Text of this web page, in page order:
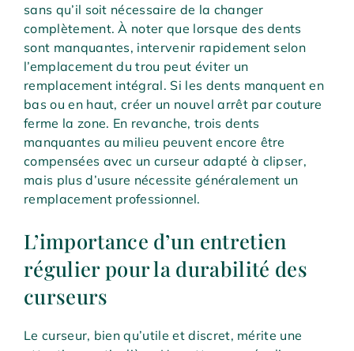
sans qu’il soit nécessaire de la changer
complètement. À noter que lorsque des dents
sont manquantes, intervenir rapidement selon
l’emplacement du trou peut éviter un
remplacement intégral. Si les dents manquent en
bas ou en haut, créer un nouvel arrêt par couture
ferme la zone. En revanche, trois dents
manquantes au milieu peuvent encore être
compensées avec un curseur adapté à clipser,
mais plus d’usure nécessite généralement un
remplacement professionnel.
L’importance d’un entretien
régulier pour la durabilité des
curseurs
Le curseur, bien qu’utile et discret, mérite une